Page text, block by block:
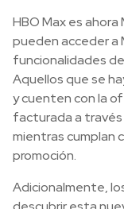
HBO Max es
pueden acceder a
funcionalidades
Aquellos que se
y cuenten con la
facturada a través
mientras cumplan
promoción.
Adicionalmente,